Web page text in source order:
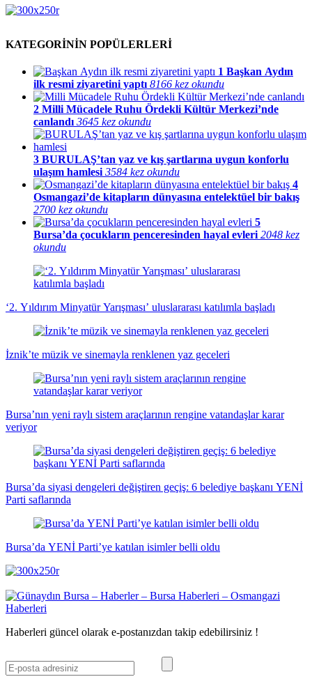
KATEGORİNİN POPÜLERLERİ
1 Başkan Aydın
ilk resmi ziyaretini yaptı 8166 kez okundu
2 Milli Mücadele Ruhu Ördekli Kültür Merkezi’nde
canlandı 3645 kez okundu
3 BURULAŞ’tan yaz ve kış şartlarına uygun konforlu
ulaşım hamlesi 3584 kez okundu
4
Osmangazi’de kitapların dünyasına entelektüel bir bakış
2700 kez okundu
5
Bursa’da çocukların penceresinden hayal evleri 2048 kez
okundu
‘2. Yıldırım Minyatür Yarışması’ uluslararası katılımla başladı
İznik’te müzik ve sinemayla renklenen yaz geceleri
Bursa’nın yeni raylı sistem araçlarının rengine vatandaşlar karar
veriyor
Bursa’da siyasi dengeleri değiştiren geçiş: 6 belediye başkanı YENİ
Parti saflarında
Bursa’da YENİ Parti’ye katılan isimler belli oldu
Haberleri güncel olarak e-postanızdan takip edebilirsiniz !